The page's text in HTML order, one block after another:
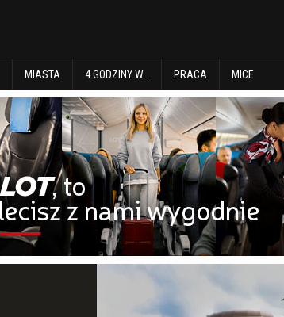
MIASTA 4 GODZINY W… PRACA MICE